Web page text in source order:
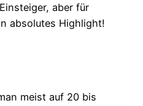
aber für
absolutes Highlight!
meist auf 20 bis